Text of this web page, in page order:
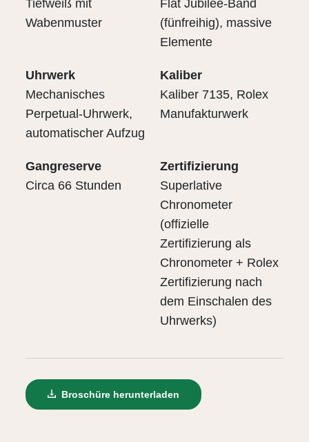
Tiefweiß mit
Wabenmuster
Flat Jubilee-Band
(fünfreihig), massive
Elemente
Uhrwerk
Mechanisches
Perpetual-Uhrwerk,
automatischer Aufzug
Kaliber
Kaliber 7135, Rolex
Manufakturwerk
Gangreserve
Circa 66 Stunden
Zertifizierung
Superlative
Chronometer
(offizielle
Zertifizierung als
Chronometer + Rolex
Zertifizierung nach
dem Einschalen des
Uhrwerks)
Broschüre herunterladen